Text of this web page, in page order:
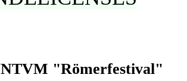
"Römerfestival"